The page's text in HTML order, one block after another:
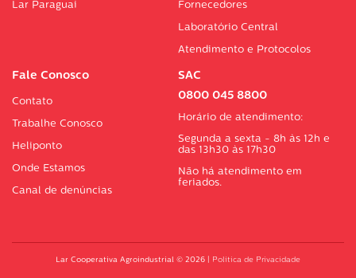
Lar Paraguai Fornecedores
Laboratório Central
Atendimento e Protocolos
Fale Conosco
Contato
Trabalhe Conosco
Heliponto
Onde Estamos
Canal de denúncias
SAC
0800 045 8800
Horário de atendimento:
Segunda a sexta - 8h às 12h e
das 13h30 às 17h30
Não há atendimento em
feriados.
Lar Cooperativa Agroindustrial © 2026 Política de Privacidade